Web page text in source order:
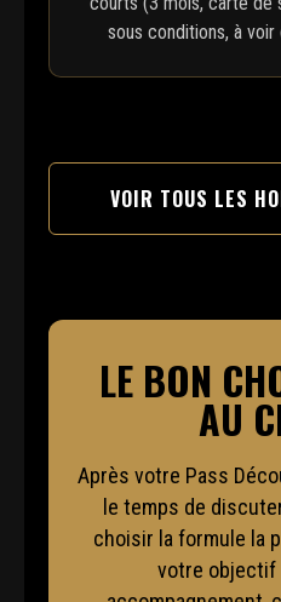
sous conditions, à
VOIR TOUS LES
LE BON
AU
Après votre Pass
le temps de
choisir la formule la
votre objectif